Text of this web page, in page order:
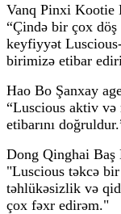
Vanq Pinxi Kootie
“Çində bir çox döş
keyfiyyət
birimizə etibar
Hao Bo Şanxay
“Luscious aktiv və
etibarını
Dong Qinghai Baş
"Luscious təkcə
təhlükəsizlik və
çox fəxr edirəm."